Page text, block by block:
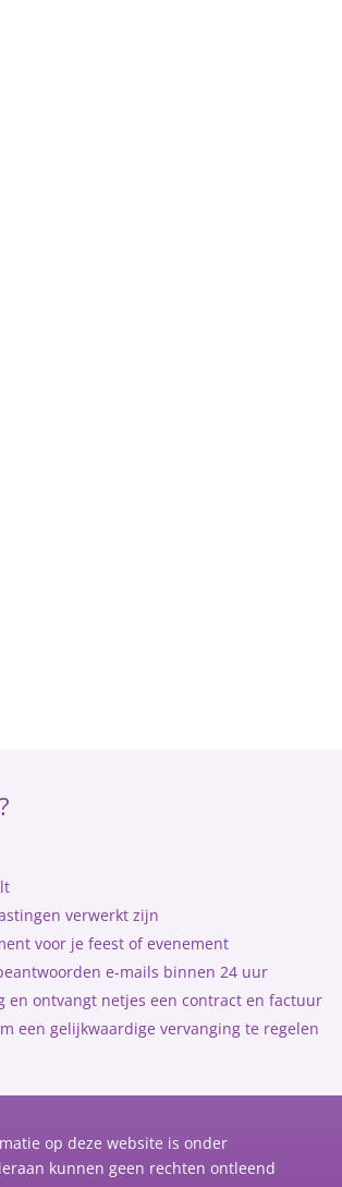
verwerkt zijn
voor je feest of evenement
e-mails binnen 24 uur
en ontvangt netjes een contract en factuur
een gelijkwaardige vervanging te regelen
op deze website is onder
kunnen geen rechten ontleend